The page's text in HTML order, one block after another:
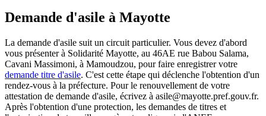
Demande d'asile à Mayotte
La demande d'asile suit un circuit particulier. Vous devez d'abord
vous présenter à Solidarité Mayotte, au 46AE rue Babou Salama,
Cavani Massimoni, à Mamoudzou, pour faire enregistrer votre
demande titre d'asile. C'est cette étape qui déclenche l'obtention d'un
rendez-vous à la préfecture. Pour le renouvellement de votre
attestation de demande d'asile, écrivez à asile@mayotte.pref.gouv.fr.
Après l'obtention d'une protection, les demandes de titres et